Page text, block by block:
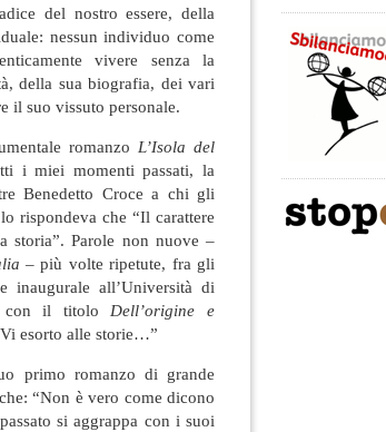
del nostro essere, della
nessun individuo come
vivere senza la
della sua biografia, dei vari
il suo vissuto personale.
romanzo L’Isola del
i miei momenti passati, la
Benedetto Croce a chi gli
rispondeva che “Il carattere
storia”. Parole non nuove –
– più volte ripetute, fra gli
inaugurale all’Università di
con il titolo Dell’origine e
esorto alle storie…”
primo romanzo di grande
“Non è vero come dicono
si aggrappa con i suoi